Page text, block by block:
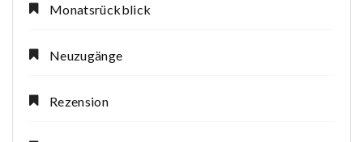
Monatsrückblick
Neuzugänge
Rezension